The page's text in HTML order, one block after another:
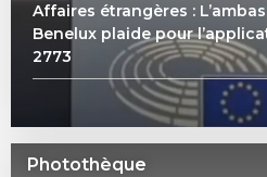
Affaires étrangères :
Benelux plaide pour
2773
Photothèque